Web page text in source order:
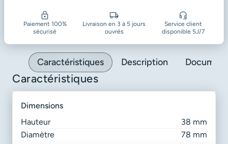
Paiement 100%
sécurisé
Livraison en 3 à 5 jours
ouvrés
Service client
disponible 5J/7
Caractéristiques Description
Caractéristiques
dimensions
Hauteur
38 mm
Diamètre
78 mm